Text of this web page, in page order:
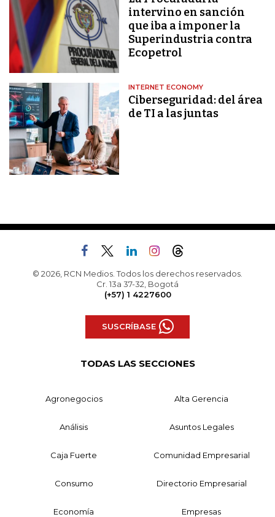
intervino en sanción
que iba a imponer la
Superindustria contra
Ecopetrol
INTERNET ECONOMY
Ciberseguridad: del área
de TI a las juntas
© 2026, RCN Medios. Todos los derechos reservados.
Cr. 13a 37-32, Bogotá
(+57) 1 4227600
SUSCRÍBASE
TODAS LAS SECCIONES
Agronegocios Alta Gerencia
Análisis Asuntos Legales
Caja Fuerte Comunidad Empresarial
Consumo Directorio Empresarial
Economía Empresas